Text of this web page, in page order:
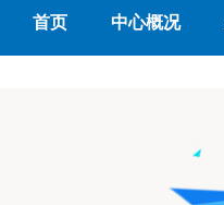
首页 中心概况